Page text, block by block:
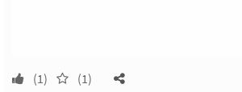
(1) (1)